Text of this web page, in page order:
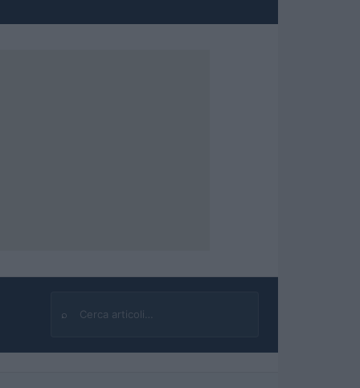
⌕
Cerca